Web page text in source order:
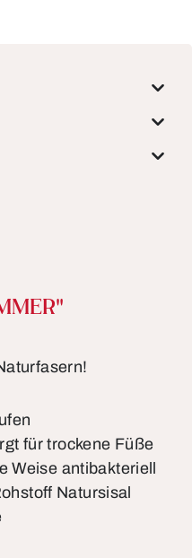
für trockene Füße
Weise antibakteriell
Natursisal